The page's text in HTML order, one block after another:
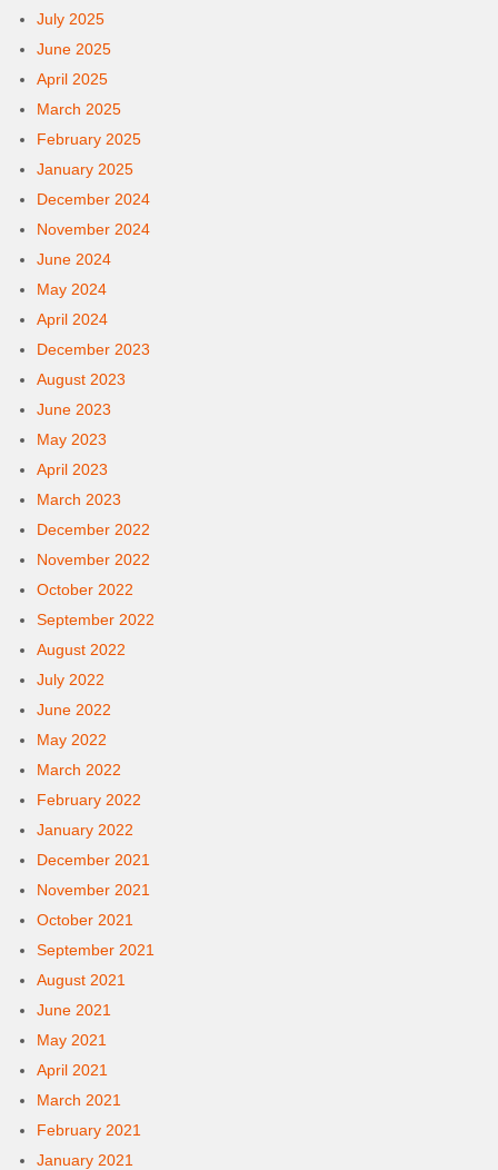
July 2025
June 2025
April 2025
March 2025
February 2025
January 2025
December 2024
November 2024
June 2024
May 2024
April 2024
December 2023
August 2023
June 2023
May 2023
April 2023
March 2023
December 2022
November 2022
October 2022
September 2022
August 2022
July 2022
June 2022
May 2022
March 2022
February 2022
January 2022
December 2021
November 2021
October 2021
September 2021
August 2021
June 2021
May 2021
April 2021
March 2021
February 2021
January 2021